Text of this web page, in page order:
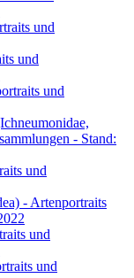
und
und
und
- Stand:
und
- Artenportraits
und
und